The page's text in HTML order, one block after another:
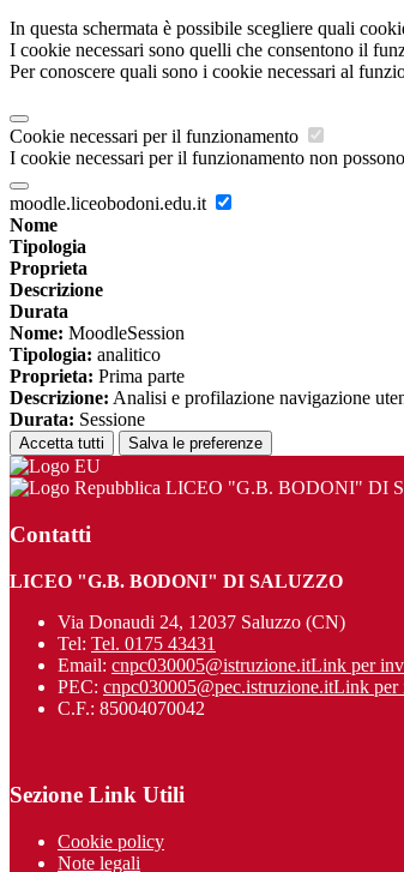
In questa schermata è possibile scegliere quali
I cookie necessari sono quelli che consentono il
Per conoscere quali sono i cookie necessari al
Cookie necessari per il funzionamento
I cookie necessari per il funzionamento non
moodle.liceobodoni.edu.it
Nome
Tipologia
Proprieta
Descrizione
Durata
Nome: MoodleSession
Tipologia: analitico
Proprieta: Prima parte
Descrizione: Analisi e profilazione navigazione
Durata: Sessione
Accetta tutti Salva le preferenze
LICEO "G.B. BODONI" DI
Contatti
LICEO "G.B. BODONI" DI SALUZZO
Via Donaudi 24, 12037 Saluzzo (CN)
Tel: Tel. 0175 43431
Email: cnpc030005@istruzione.itLink per
PEC: cnpc030005@pec.istruzione.itLink per
C.F.: 85004070042
Sezione Link Utili
Cookie policy
Note legali